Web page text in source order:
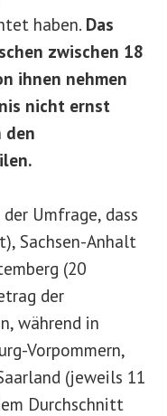
haben. Das
zwischen 18
ihnen nehmen
nicht ernst
den
Umfrage, dass
Sachsen-Anhalt
(20
der
während in
Vorpommern,
(jeweils 11
Durchschnitt